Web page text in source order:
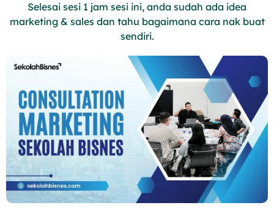
Selesai sesi 1 jam sesi ini, anda sudah ada idea
marketing & sales dan tahu bagaimana cara nak buat
sendiri.